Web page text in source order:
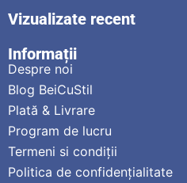
Vizualizate recent
Informații
Despre noi
Blog BeiCuStil
Plată & Livrare
Program de lucru
Termeni si condiții
Politica de confidențialitate